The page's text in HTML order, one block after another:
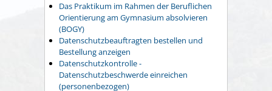
Das Praktikum im Rahmen der Beruflichen
Orientierung am Gymnasium absolvieren
(BOGY)
Datenschutzbeauftragten bestellen und
Bestellung anzeigen
Datenschutzkontrolle -
Datenschutzbeschwerde einreichen
(personenbezogen)